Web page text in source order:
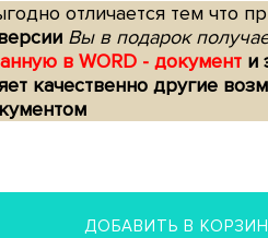
отличается тем что
Вы в подарок
в WORD - документ и
качественно другие
ДОБАВИТЬ В